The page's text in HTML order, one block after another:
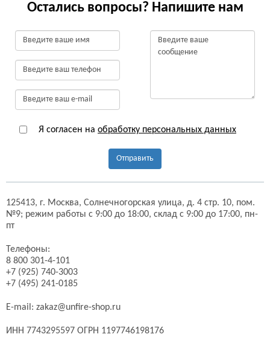
Остались вопросы? Напишите нам
Я согласен на обработку персональных данных
Отправить
125413, г. Москва, Солнечногорская улица, д. 4 стр. 10, пом.
№9; режим работы с 9:00 до 18:00, склад с 9:00 до 17:00, пн-
пт
Телефоны:
8 800 301-4-101
+7 (925) 740-3003
+7 (495) 241-0185
E-mail: zakaz@unfire-shop.ru
ИНН 7743295597 ОГРН 1197746198176